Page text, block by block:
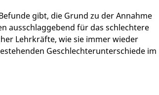
gibt, die Grund zu der Annahme
ausschlaggebend für das schlechtere
Lehrkräfte, wie sie immer wieder
Geschlechterunterschiede im